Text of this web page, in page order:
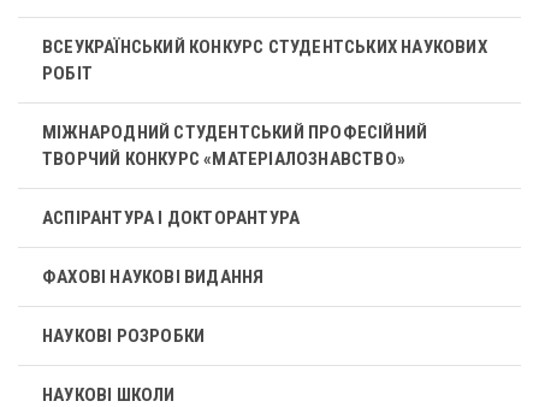
ВСЕУКРАЇНСЬКИЙ КОНКУРС СТУДЕНТСЬКИХ НАУКОВИХ
РОБІТ
МІЖНАРОДНИЙ СТУДЕНТСЬКИЙ ПРОФЕСІЙНИЙ
ТВОРЧИЙ КОНКУРС «МАТЕРІАЛОЗНАВСТВО»
АСПІРАНТУРА І ДОКТОРАНТУРА
ФАХОВІ НАУКОВІ ВИДАННЯ
НАУКОВІ РОЗРОБКИ
НАУКОВІ ШКОЛИ